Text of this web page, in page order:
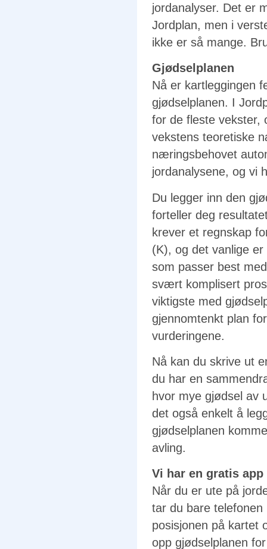
jordanalyser. Det er
Jordplan, men i
ikke er så mange.
Gjødselplanen
Nå er kartleggingen
gjødselplanen. I
for de fleste vekster,
vekstens teoretiske
næringsbehovet
jordanalysene, og vi
Du legger inn den
forteller deg
krever et regnskap
(K), og det vanlige
som passer best
svært komplisert
viktigste med
gjennomtenkt plan
vurderingene.
Nå kan du skrive ut
du har en
hvor mye gjødsel av
det også enkelt å
gjødselplanen
avling.
Vi har en gratis
Når du er ute på
tar du bare
posisjonen på kartet
opp gjødselplanen